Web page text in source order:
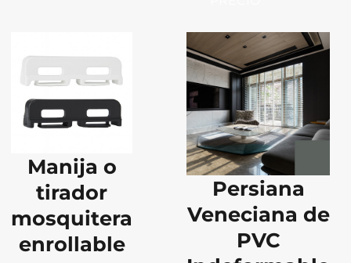
Manija o
tirador
mosquitera
enrollable
Persiana
Veneciana de
PVC